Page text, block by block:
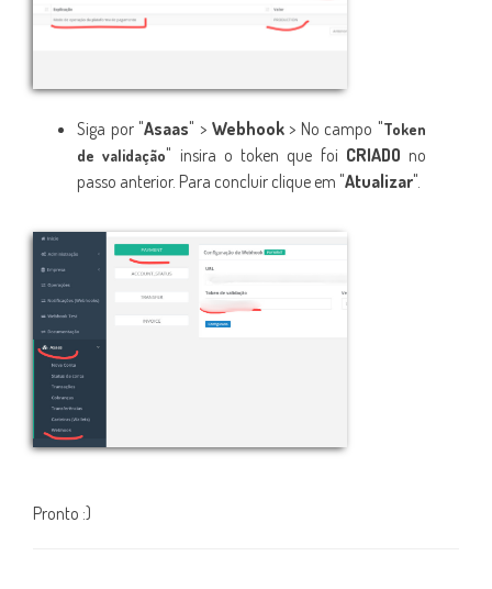
Siga por "Asaas" > Webhook> No campo "Token
de validação" insira o token que foi CRIADO no
passo anterior. Para concluir clique em "Atualizar".
Pronto :)